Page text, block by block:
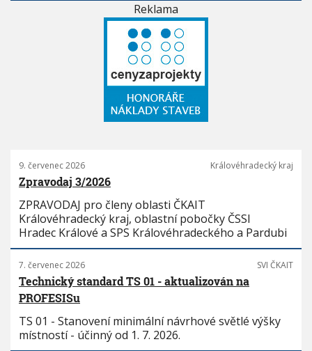
Reklama
9. červenec 2026 Královéhradecký kraj
Zpravodaj 3/2026
ZPRAVODAJ pro členy oblasti ČKAIT
Královéhradecký kraj, oblastní pobočky ČSSI
Hradec Králové a SPS Královéhradeckého a Pardubi
7. červenec 2026 SVI ČKAIT
Technický standard TS 01 - aktualizován na
PROFESISu
TS 01 - Stanovení minimální návrhové světlé výšky
místností - účinný od 1. 7. 2026.